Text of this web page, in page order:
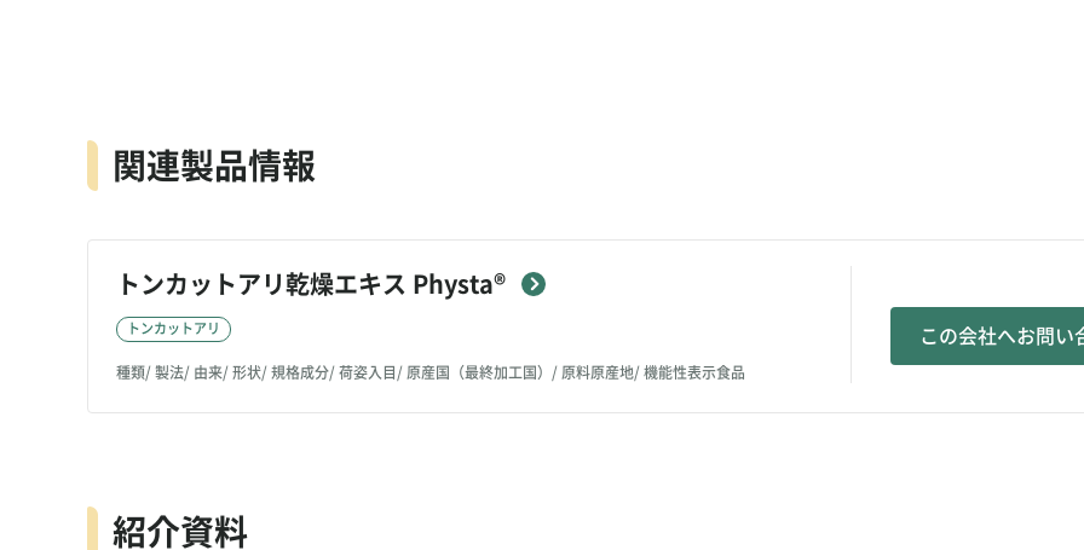
関連製品情報
トンカットアリ乾燥エキス Physta®
トンカットアリ
種類 製法 由来 形状 規格成分 荷姿入目 原産国（最終加工国） 原料原産地 機能性表示食品
この会社へお問い
紹介資料